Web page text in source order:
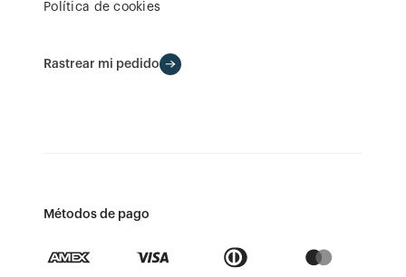
Política de cookies
Rastrear mi pedido
Métodos de pago